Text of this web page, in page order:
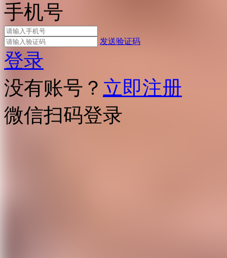
手机号
发送验证码
登录
没有账号？ 立即注册
微信扫码登录